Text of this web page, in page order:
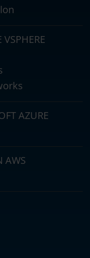
AZURE
AWS